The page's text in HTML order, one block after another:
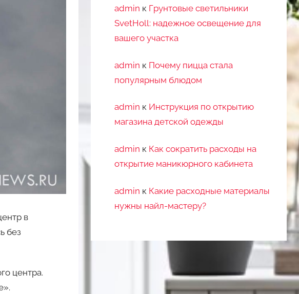
в
без
центра.
admin к Грунтовые светильники
SvetHoll: надежное освещение для
вашего участка
admin к Почему пицца стала
популярным блюдом
admin к Инструкция по открытию
магазина детской одежды
admin к Как сократить расходы на
открытие маникюрного кабинета
admin к Какие расходные материалы
нужны найл-мастеру?